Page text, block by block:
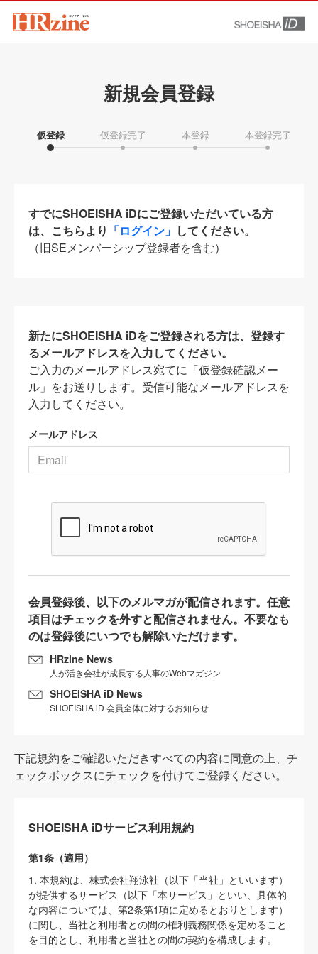
新規会員登録
仮登録 仮登録完了 本登録 本登録完了
すでにSHOEISHA iDにご登録いただいている方
は、こちらより 「ログイン」 してください。
（旧SEメンバーシップ登録者を含む）
新たにSHOEISHA iDをご登録される方は、登録す
るメールアドレスを入力してください。
ご入力のメールアドレス宛てに「仮登録確認メー
ル」をお送りします。受信可能なメールアドレスを
入力してください。
メールアドレス
会員登録後、以下のメルマガが配信されます。任意
項目はチェックを外すと配信されません。不要なも
のは登録後にいつでも解除いただけます。
HRzine News
人が活き会社が成長する人事のWebマガジン
SHOEISHA iD News
SHOEISHA iD 会員全体に対するお知らせ
下記規約をご確認いただきすべての内容に同意の上、チ
ェックボックスにチェックを付けてご登録ください。
SHOEISHA iDサービス利用規約
第1条（適用）
1. 本規約は、株式会社翔泳社（以下「当社」といいます）
が提供するサービス（以下「本サービス」といい、具体的
な内容については、第2条第1項に定めるとおりとします）
に関し、当社と利用者との間の権利義務関係を定めること
を目的とし、利用者と当社との間の契約を構成します。